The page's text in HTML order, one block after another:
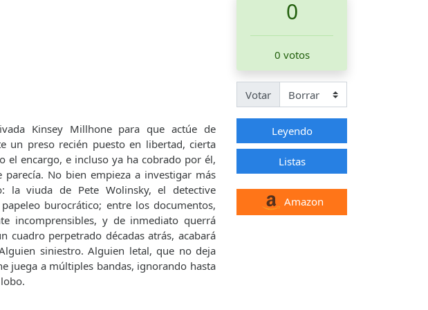
Kinsey Millhone para que actúe de
un preso recién puesto en libertad, cierta
el encargo, e incluso ya ha cobrado por él,
No bien empieza a investigar más
la viuda de Pete Wolinsky, el detective
burocrático; entre los documentos,
incomprensibles, y de inmediato querrá
cuadro perpetrado décadas atrás, acabará
siniestro. Alguien letal, que no deja
juega a múltiples bandas, ignorando hasta
0
0 votos
Votar
Leyendo
Listas
Amazon